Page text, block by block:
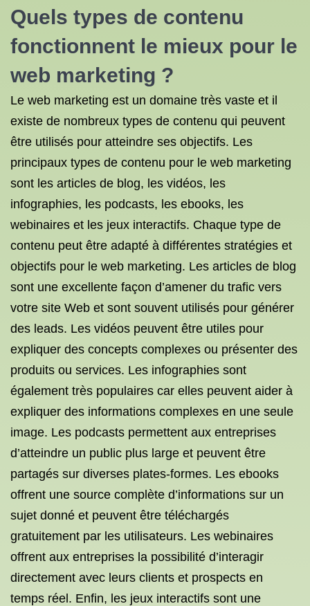
Quels types de contenu
fonctionnent le mieux pour le
web marketing ?
Le web marketing est un domaine très vaste et il
existe de nombreux types de contenu qui peuvent
être utilisés pour atteindre ses objectifs. Les
principaux types de contenu pour le web marketing
sont les articles de blog, les vidéos, les
infographies, les podcasts, les ebooks, les
webinaires et les jeux interactifs. Chaque type de
contenu peut être adapté à différentes stratégies et
objectifs pour le web marketing. Les articles de blog
sont une excellente façon d’amener du trafic vers
votre site Web et sont souvent utilisés pour générer
des leads. Les vidéos peuvent être utiles pour
expliquer des concepts complexes ou présenter des
produits ou services. Les infographies sont
également très populaires car elles peuvent aider à
expliquer des informations complexes en une seule
image. Les podcasts permettent aux entreprises
d’atteindre un public plus large et peuvent être
partagés sur diverses plates-formes. Les ebooks
offrent une source complète d’informations sur un
sujet donné et peuvent être téléchargés
gratuitement par les utilisateurs. Les webinaires
offrent aux entreprises la possibilité d’interagir
directement avec leurs clients et prospects en
temps réel. Enfin, les jeux interactifs sont une